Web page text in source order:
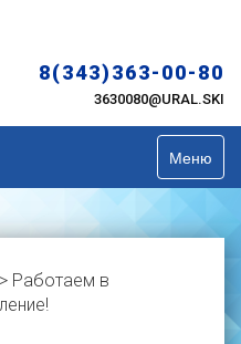
8(343)363-00-80
3630080@URAL.SKI
Меню
> Работаем в